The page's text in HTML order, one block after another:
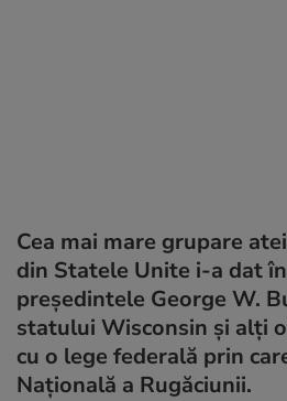
Cea mai mare grupare
din Statele Unite i-a dat
preşedintele George W.
statului Wisconsin şi alţi
cu o lege federală prin
Naţională a Rugăciunii.